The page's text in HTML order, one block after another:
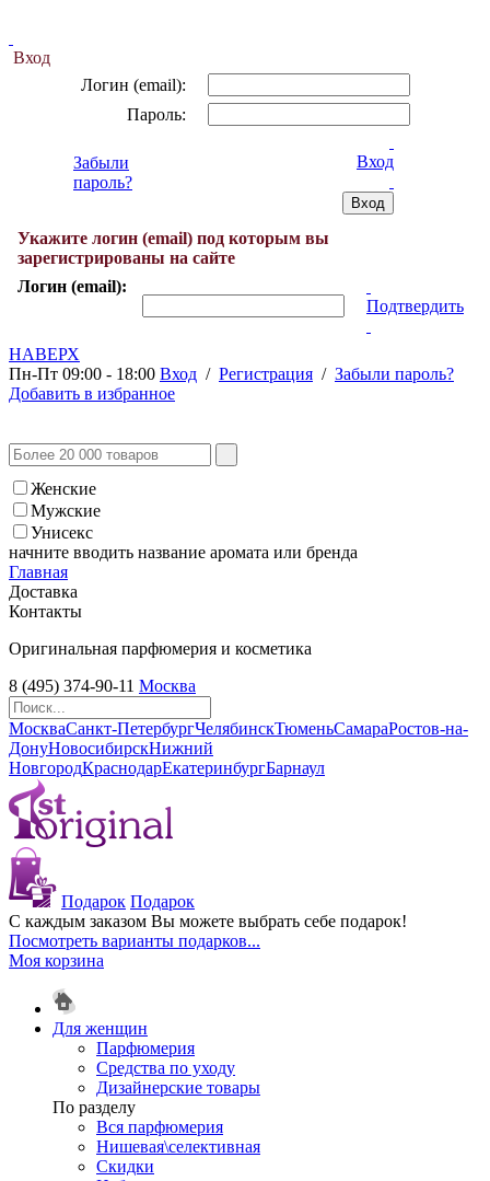
Вход
Логин (email):
Пароль:
Забыли
пароль?
Вход
Укажите логин (email) под которым вы
зарегистрированы на сайте
Логин (email):
Подтвердить
НАВЕРХ
Пн-Пт 09:00 - 18:00 Вход / Регистрация / Забыли пароль?
Добавить в избранное
Женские
Мужские
Унисекс
начните вводить название аромата или бренда
Главная
Доставка
Контакты
Оригинальная парфюмерия и косметика
8 (495) 374-90-11 Москва
МоскваСанкт-ПетербургЧелябинскТюменьСамараРостов-на-
ДонуНовосибирскНижний
НовгородКраснодарЕкатеринбургБарнаул
Подарок Подарок
С каждым заказом Вы можете выбрать себе подарок!
Посмотреть варианты подарков...
Моя корзина
Для женщин
Парфюмерия
Средства по уходу
Дизайнерские товары
По разделу
Вся парфюмерия
Нишевая\селективная
Скидки